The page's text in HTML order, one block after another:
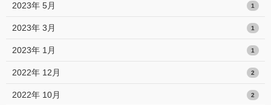
2023年 5月 1
2023年 3月 1
2023年 1月 1
2022年 12月 2
2022年 10月 2